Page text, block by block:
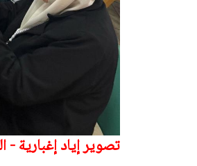
تصوير إياد إغبارية -